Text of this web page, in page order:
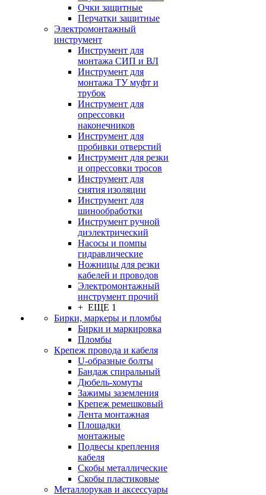
Очки защитные
Перчатки защитные
Электромонтажный
инструмент
Инструмент для
монтажа СИП и ВЛ
Инструмент для
монтажа ТУ муфт и
трубок
Инструмент для
опрессовки
наконечников
Инструмент для
пробивки отверстий
Инструмент для резки
и опрессовки тросов
Инструмент для
снятия изоляции
Инструмент для
шинообработки
Инструмент ручной
диэлектрический
Насосы и помпы
гидравлические
Ножницы для резки
кабелей и проводов
Электромонтажный
инструмент прочий
+ ЕЩЕ 1
Бирки, маркеры и пломбы
Бирки и маркировка
Пломбы
Крепеж провода и кабеля
U-образные болты
Бандаж спиральный
Дюбель-хомуты
Зажимы заземления
Крепеж ремешковый
Лента монтажная
Площадки
монтажные
Подвесы крепления
кабеля
Скобы металлические
Скобы пластиковые
Металлорукав и аксессуары